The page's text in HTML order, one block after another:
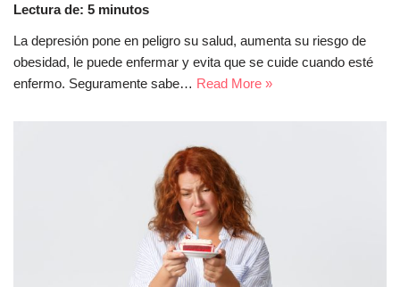
Lectura de: 5 minutos
La depresión pone en peligro su salud, aumenta su riesgo de
obesidad, le puede enfermar y evita que se cuide cuando esté
enfermo. Seguramente sabe… Read More »